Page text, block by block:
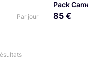
Par jour
Pack
85 €